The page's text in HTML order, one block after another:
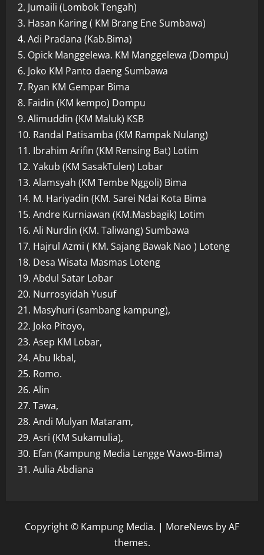
2. Jumaili (Lombok Tengah)
3. Hasan Karing ( KM Brang Ene Sumbawa)
4. Adi Pradana (Kab.Bima)
5. Opick Manggelewa. KM Manggelewa (Dompu)
6. Joko KM Panto daeng Sumbawa
7. Ryan KM Gempar Bima
8. Faidin (KM kempo) Dompu
9. Alimuddin (KM Maluk) KSB
10. Randal Patisamba (KM Rampak Nulang)
11. Ibrahim Arifin (KM Rensing Bat) Lotim
12. Yakub (KM SasakTulen) Lobar
13. Alamsyah (KM Tembe Nggoli) Bima
14. M. Hariyadin (KM. Sarei Ndai Kota Bima
15. Andre Kurniawan (KM.Masbagik) Lotim
16. Ali Nurdin (KM. Taliwang) Sumbawa
17. Hajrul Azmi ( KM. Sajang Bawak Nao ) Loteng
18. Desa Wisata Masmas Loteng
19. Abdul Satar Lobar
20. Nurrosyidah Yusuf
21. Masyhuri (sambang kampung),
22. Joko Pitoyo,
23. Asep KM Lobar,
24. Abu Ikbal,
25. Romo.
26. Alin
27. Tawa,
28. Andi Mulyan Mataram,
29. Asri (KM Sukamulia),
30. Efan (Kampung Media Lengge Wawo-Bima)
31. Aulia Abdiana
Copyright © Kampung Media. | MoreNews by AF
themes.